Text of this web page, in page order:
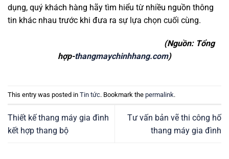
dụng, quý khách hàng hãy tìm hiểu từ nhiều nguồn thông
tin khác nhau trước khi đưa ra sự lựa chọn cuối cùng.
(Nguồn: Tổng
hợp-thangmaychinhhang.com)
This entry was posted in Tin tức. Bookmark the permalink.
Thiết kế thang máy gia đình
kết hợp thang bộ
Tư vấn bản vẽ thi công hố
thang máy gia đình